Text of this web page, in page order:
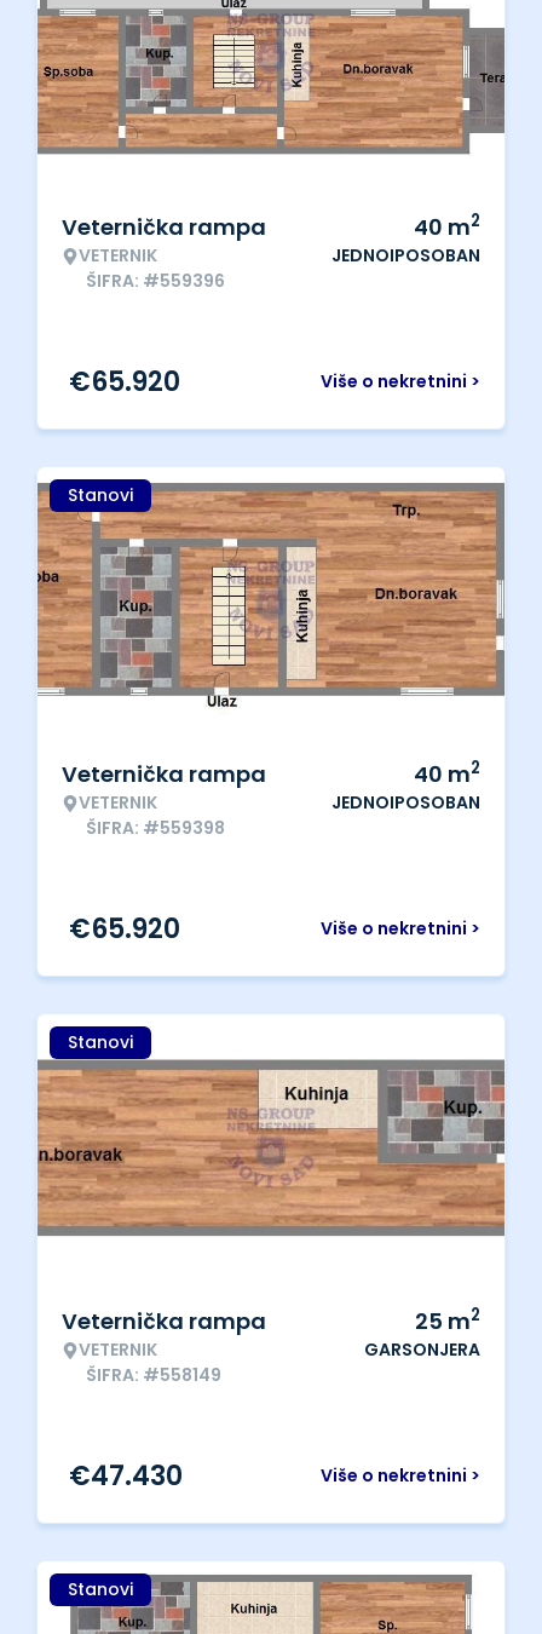
Veternička rampa
VETERNIK
ŠIFRA: #559396
40 m2
JEDNOIPOSOBAN
Više o nekretnini >
€65.920
Stanovi
Veternička rampa
VETERNIK
ŠIFRA: #559398
40 m2
JEDNOIPOSOBAN
Više o nekretnini >
€65.920
Stanovi
Veternička rampa
VETERNIK
ŠIFRA: #558149
25 m2
GARSONJERA
Više o nekretnini >
€47.430
Stanovi